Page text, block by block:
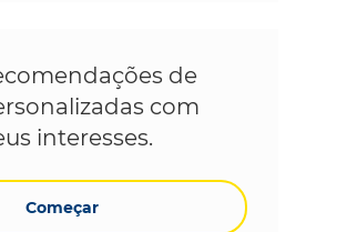
de
com
interesses.
Começar